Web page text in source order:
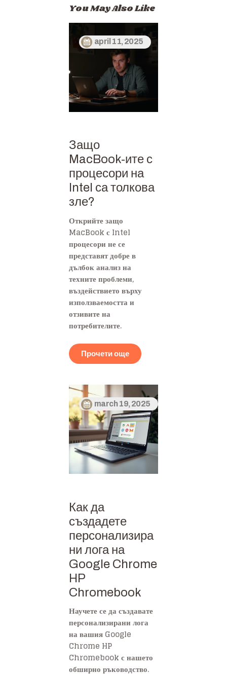
You May Also Like
april 11, 2025
Защо
MacBook-ите с
процесори на
Intel са толкова
зле?
Открийте защо
MacBook с Intel
процесори не се
представят добре в
дълбок анализ на
техните проблеми,
въздействието върху
използваемостта и
отзивите на
потребителите.
Прочети още
march 19, 2025
Как да
създадете
персонализира
ни лога на
Google Chrome
HP
Chromebook
Научете се да създавате
персонализирани лога
на вашия Google
Chrome HP
Chromebook с нашето
обширно ръководство.